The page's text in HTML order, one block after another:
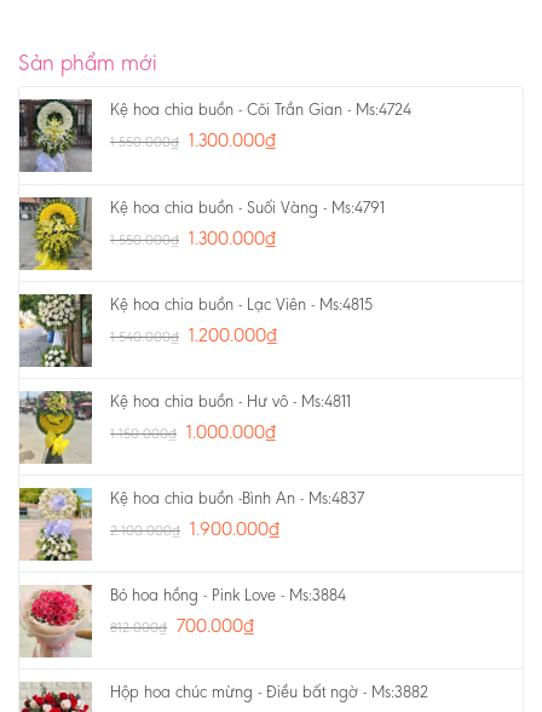
Sản phẩm mới
Kệ hoa chia buồn - Cõi Trần Gian - Ms:4724
1.550.000₫ 1.300.000₫
Kệ hoa chia buồn - Suối Vàng - Ms:4791
1.550.000₫ 1.300.000₫
Kệ hoa chia buồn - Lạc Viên - Ms:4815
1.540.000₫ 1.200.000₫
Kệ hoa chia buồn - Hư vô - Ms:4811
1.150.000₫ 1.000.000₫
Kệ hoa chia buồn -Bình An - Ms:4837
2.100.000₫ 1.900.000₫
Bó hoa hồng - Pink Love - Ms:3884
812.000₫ 700.000₫
Hộp hoa chúc mừng - Điều bất ngờ - Ms:3882